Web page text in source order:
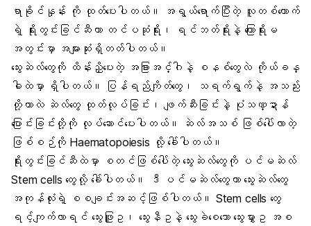
ရာခိုင်နှုန်း ကို ထုတ်ပေးပါတယ်။ အရွယ်ရောက်ပြီးတဲ့ လူတစ်ယောက်
ရဲ့ ရိုးတွင်းခြင်ဆီဟာ တင်ပဆုံရိုး၊ ရင်ဘတ်ရိုးနဲ့ ကြောရိုးမ
အတွင်းမှာ အများဆုံးရှိတတ်ပါတယ်။
သွေးဆဲလ်တွေကို ထိန်းညှိပေးတဲ့ အခြားအင်္ဂါနဲ့ စနစ်တွေလဲ ကိုယ်ခန္
ဓါထဲမှာ ရှိပါတယ်။ ပြန်ရည်ကျိတ်တွေ၊ သရက်ရွက်နဲ့ အသည်း
တို့ဟာလဲ ဆဲလ်တွေ ထုတ်လုပ်ခြင်း၊ ဖျက်ဆီးခြင်းနဲ့ ပုံသဏ္ဍာန်
ပြောင်းခြင်းတို့ကို လုပ်ဆောင်ပေးပါတယ်။ ဆဲလ်အသစ် ဖြစ်ပေါ်လာတဲ့
ဖြစ်စဉ်ကို Haematopoiesis လို့ ခေါ်ပါတယ်။
ရိုးတွင်းခြင်ဆီထဲမှာ စတင်ဖြစ်ပေါ်တဲ့ သွေးဆဲလ်တွေကို ပင်မဆဲလ်
Stem cells တွေလို့ ခေါ်ပါတယ်။ ဒီ ပင်မဆဲလ်တွေဟာ သွေးဆဲလ်တွေ
အကုန်လုံးရဲ့ စစချင်းအဆင့်ဖြစ်ပါတယ်။ Stem cells တွေ
ရင့်ကျက်လာရင် သွေးဖြူဥ၊ သွေးနီဥနဲ့ သွေးခဲစေသော သွေးမွှားဥ အစ